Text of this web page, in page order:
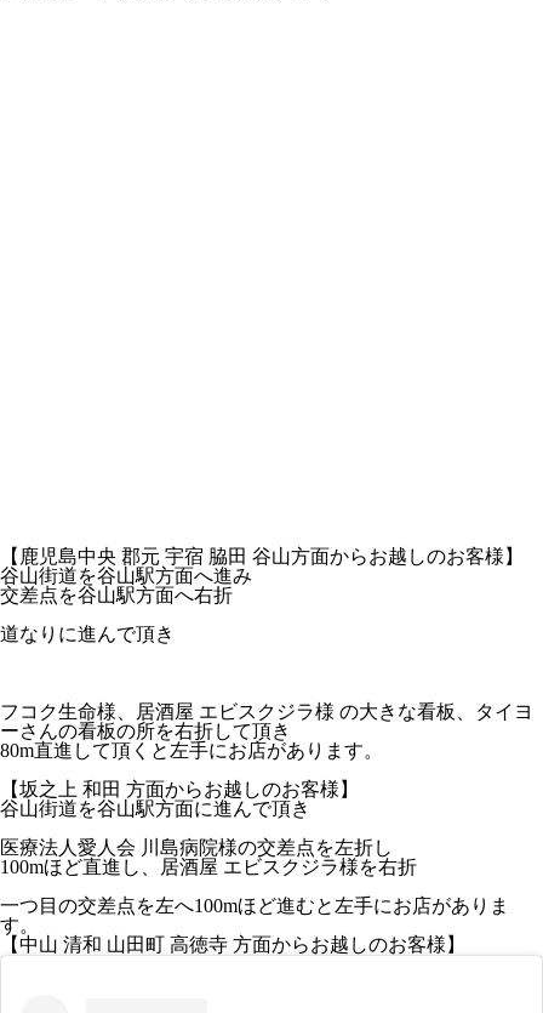
【鹿児島中央 郡元 宇宿 脇田 谷山方面からお越しのお客様】
谷山街道を谷山駅方面へ進み
交差点を谷山駅方面へ右折
道なりに進んで頂き
フコク生命様、 居酒屋 エビスクジラ様 の大きな看板、タイヨ
ーさんの看板の所を右折して頂き
80m直進して頂くと左手にお店があります。
【坂之上 和田 方面からお越しのお客様】
谷山街道を谷山駅方面に進んで頂き
医療法人愛人会 川島病院様の交差点を左折し
100mほど直進 し、
居酒屋 エビスクジラ様を右折
一つ目の交差点を左へ100mほど進むと左手にお店がありま
す。
【中山 清和 山田町 高徳寺 方面からお越しのお客様】